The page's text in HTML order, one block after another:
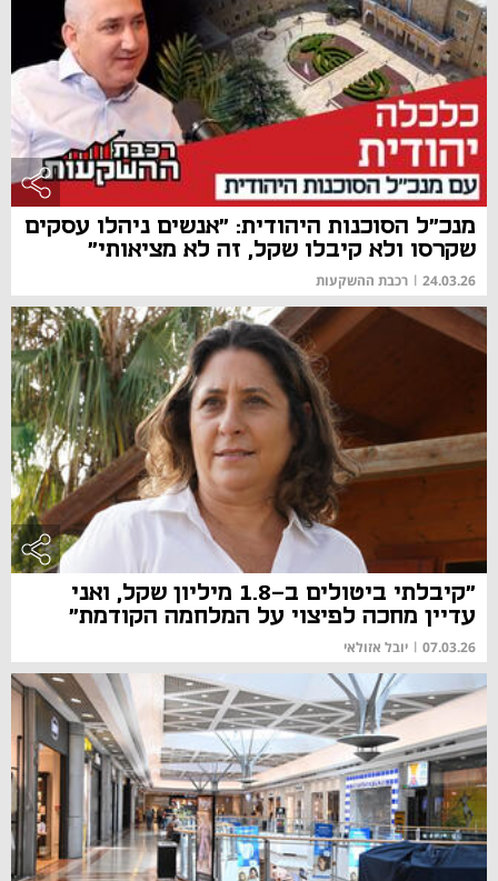
מנכ"ל הסוכנות היהודית: "אנשים ניהלו עסקים
שקרסו ולא קיבלו שקל, זה לא מציאותי"
24.03.26
| רכבת ההשקעות
"קיבלתי ביטולים ב-1.8 מיליון שקל, ואני
עדיין מחכה לפיצוי על המלחמה הקודמת"
07.03.26
| יובל אזולאי